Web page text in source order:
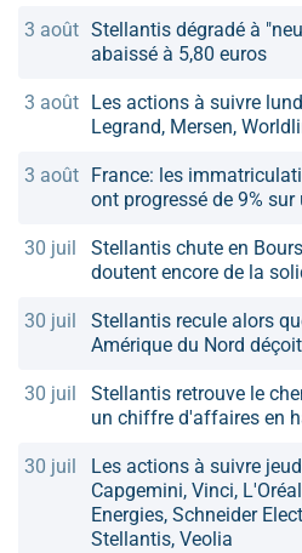
3 août Stellantis dégradé à
abaissé à 5,80 euros
3 août
Les actions à suivre
Legrand, Mersen,
3 août
France: les
ont progressé de 9%
30 juil
Stellantis chute en
doutent encore de la
30 juil
Stellantis recule alors
Amérique du Nord déçoit
30 juil
Stellantis retrouve le
un chiffre d'affaires en
30 juil
Les actions à suivre
Capgemini, Vinci,
Energies, Schneider
Stellantis, Veolia